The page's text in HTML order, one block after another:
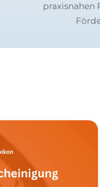
praxisnahen